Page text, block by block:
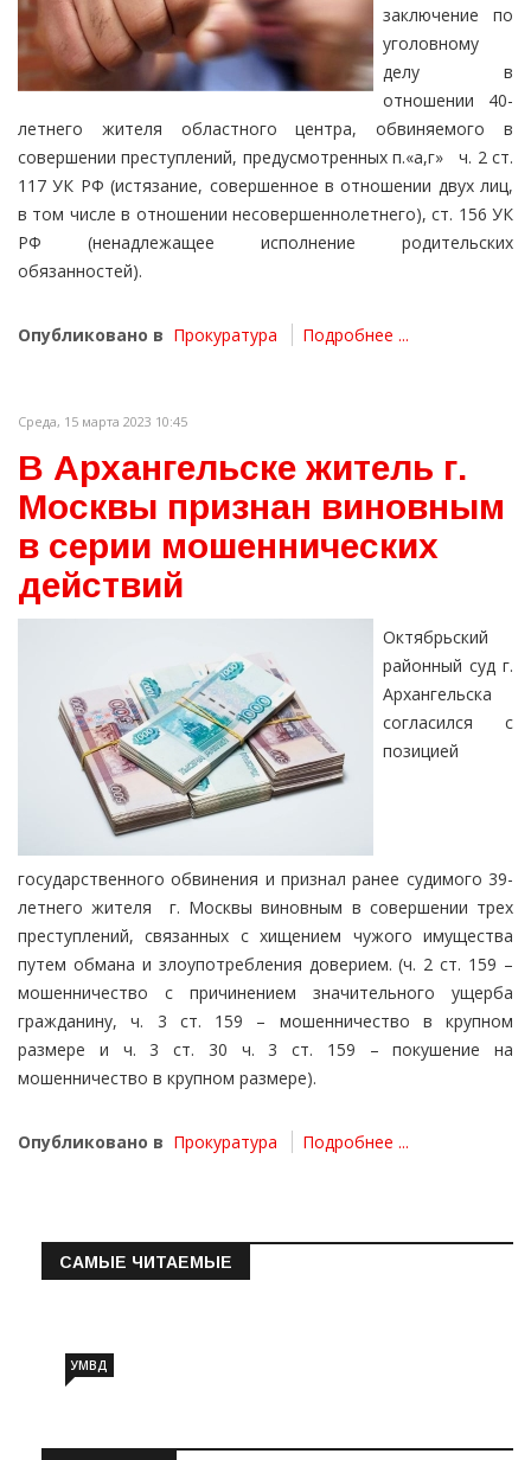
заключение по
уголовному
делу в
отношении 40-
летнего жителя областного центра, обвиняемого в
совершении преступлений, предусмотренных п.«а,г» ч. 2 ст.
117 УК РФ (истязание, совершенное в отношении двух лиц,
в том числе в отношении несовершеннолетнего), ст. 156 УК
РФ (ненадлежащее исполнение родительских
обязанностей).
Опубликовано в Прокуратура Подробнее ...
Среда, 15 марта 2023 10:45
В Архангельске житель г.
Москвы признан виновным
в серии мошеннических
действий
Октябрьский
районный суд г.
Архангельска
согласился с
позицией
государственного обвинения и признал ранее судимого 39-
летнего жителя г. Москвы виновным в совершении трех
преступлений, связанных с хищением чужого имущества
путем обмана и злоупотребления доверием. (ч. 2 ст. 159 –
мошенничество с причинением значительного ущерба
гражданину, ч. 3 ст. 159 – мошенничество в крупном
размере и ч. 3 ст. 30 ч. 3 ст. 159 – покушение на
мошенничество в крупном размере).
Опубликовано в Прокуратура Подробнее ...
САМЫЕ ЧИТАЕМЫЕ
УМВД